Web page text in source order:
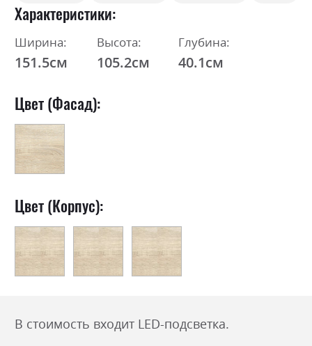
Характеристики
Ширина:
151.5см
Высота:
105.2см
Глубина:
40.1см
Цвет (Фасад):
Цвет (Корпус):
В стоимость входит LED-подсветка.